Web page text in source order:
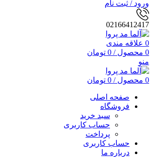
ورود / ثبت نام
02166412417
0 علاقه مندی
0 محصول /
0 تومان
منو
0 محصول /
0 تومان
صفحه اصلی
فروشگاه
سبد خرید
حساب کاربری
پرداخت
حساب کاربری
درباره ما